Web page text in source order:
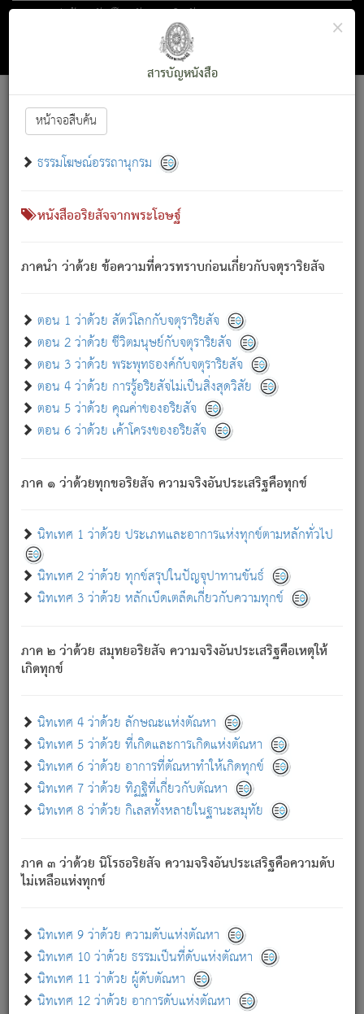
ตอน 1 ว่าด้วย สัตว์โลกกับจตุราริยสัจ
สารบัญ×
สารบัญหนังสือ
หน้าจอสืบค้น
ธรรมโฆษณ์อรรถานุกรม
หนังสืออริยสัจจากพระโอษฐ์
ภาคนำ ว่าด้วย ข้อความที่ควรทราบก่อนเกี่ยวกับจตุราริยสัจ
ตอน 1 ว่าด้วย สัตว์โลกกับจตุราริยสัจ
ตอน 2 ว่าด้วย ชีวิตมนุษย์กับจตุราริยสัจ
ตอน 3 ว่าด้วย พระพุทธองค์กับจตุราริยสัจ
ตอน 4 ว่าด้วย การรู้อริยสัจไม่เป็นสิ่งสุดวิสัย
ตอน 5 ว่าด้วย คุณค่าของอริยสัจ
ตอน 6 ว่าด้วย เค้าโครงของอริยสัจ
ภาค ๑ ว่าด้วยทุกขอริยสัจ ความจริงอันประเสริฐคือทุกข์
นิทเทศ 1 ว่าด้วย ประเภทและอาการแห่งทุกข์ตามหลักทั่วไป
นิทเทศ 2 ว่าด้วย ทุกข์สรุปในปัญจุปาทานขันธ์
นิทเทศ 3 ว่าด้วย หลักเบ็ดเตล็ดเกี่ยวกับความทุกข์
ภาค ๒ ว่าด้วย สมุทยอริยสัจ ความจริงอันประเสริฐคือเหตุให้
เกิดทุกข์
นิทเทศ 4 ว่าด้วย ลักษณะแห่งตัณหา
นิทเทศ 5 ว่าด้วย ที่เกิดและการเกิดแห่งตัณหา
นิทเทศ 6 ว่าด้วย อาการที่ตัณหาทำให้เกิดทุกข์
นิทเทศ 7 ว่าด้วย ทิฏฐิที่เกี่ยวกับตัณหา
นิทเทศ 8 ว่าด้วย กิเลสทั้งหลายในฐานะสมุทัย
ภาค ๓ ว่าด้วย นิโรธอริยสัจ ความจริงอันประเสริฐคือความดับ
ไม่เหลือแห่งทุกข์
นิทเทศ 9 ว่าด้วย ความดับแห่งตัณหา
นิทเทศ 10 ว่าด้วย ธรรมเป็นที่ดับแห่งตัณหา
นิทเทศ 11 ว่าด้วย ผู้ดับตัณหา
นิทเทศ 12 ว่าด้วย อาการดับแห่งตัณหา
Font :15 ]||
สัตว์โลกนี้ เกิดความเดือดร้อนแล้ว มีผัสสะบังหน้า
เขาสำคัญสิ่งใด โดยความเป็นประการใด แต่สิ่งนั้นย่อมเป็น
(ตามที่เป็นจริง) โดยประการอื่นจากที่เขาสำคัญนั้น
สัตว์โลกติดข้องอยู่ในภพ ถูกภพบังหน้าแล้ว มีภพโดยความ
เป็นอย่างอื่น (จากที่มันเป็นอยู่จริง) จึงได้เพลิดเพลินยิ่งนักในภพ
เขาเพลิดเพลินยิ่งนักในสิ่งใด สิ่งนั้นเป็นภัย (ที่เขาไม่รู้จัก)
เขากลัวต่อสิ่งใดสิ่งนั้นเป็นทุกข์
พรหมจรรย์นี้ อันบุคคลย่อมประพฤติ ก็เพื่อการละขาดซึ่ง
ภพ.
สมณะหรือพราหมณ์เหล่าใด กล่าวความหลุดพ้นจากภพว่า
มีได้เพราะภพ เรากล่าวว่า สมณะหรือพราหมณ์ทั้งปวงนั้น
มิใช่ผู้หลดพ้นจากภพ.
ภพ ว่ามีได้เพราะวิภพ[2]: เรากล่าวว่า สมณะหรือพราหมณ์ทั้ง
ปวงนั้น ก็ยังสลัดภพออกไปไม่ได้.
ก็ทุกข์นี้มีขึ้น เพราะอาศัยซึ่งอุปธิทั้งปวง.
เพราะความสิ้นไปแห่งอุปาทานทั้งปวง ความเกิดขึ้นแห่ง
ทุกข์จึงไม่มี.
ท่านจงดูโลกนี้เถิด (จะเห็นว่า) สัตว์ทั้งหลายอันอวิชาหนา
แน่นบังหนาแล้ว; และว่า สัตว์ผู้ยินดีในภพอันเป็นแล้วนั้น ย่อม
อันเป็นไปในที่หรือเวลาทั้งปวง[3]เพื่อความมีแห่งประโยชน์โดย
ประการทั้งปวง; ภพทั้งหลายทั้งหมดนั้น ไม่เที่ยง เป็นทุกข์ มี
ความแปรปรวนเป็นธรรมดา.
อย่างนี้อยู่; เขาย่อมละภวตัณหาได้ และไม่เพลิดเพลินวิภวตัณหา
ด้วย.
ความดับเพราะความสำรอกไม่เหลือ (แห่งภพทั้งหลาย)
เพราะความสิ้นไปแห่งตัณหาโดยประการทั้งปวง นั้นคือ
นิพพาน.
ภพใหม่ย่อมไม่มีแก่ภิกษุนั้น ผู้ดับเย็นสนิทแล้ว เพราะไม่มี
ภิกษุนั้น เป็นผู้ครอบงำมารได้แล้ว ชนะสงครามแล้ว ก้าวล่วง
ภพทั้งหลายทั้งปวงได้แล้ว เป็นผู้คงที่ (คือไม่เปลี่ยนแปลงอีกต่อ
- อุ.ขุ. ๒๕/๑๒๑/๘๔.
(ข้อความนี้ เป็นพระพุทธอุทานที่ทรงเปล่งออก ที่โคนต้นโพธิ์
เป็นที่ตรัสรู้ เมื่อตรัสรู้แล้วได้ 7 วัน)